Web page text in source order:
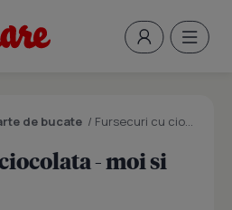
de bucate / Fursecuri cu ciocolata - moi si dulci
- moi si